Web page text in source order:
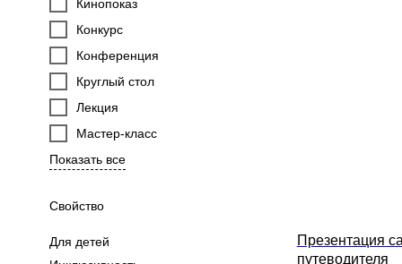
Кинопоказ
Конкурс
Конференция
Круглый стол
Лекция
Мастер-класс
Показать все
Свойство
Для детей
Презентация
путеводителя